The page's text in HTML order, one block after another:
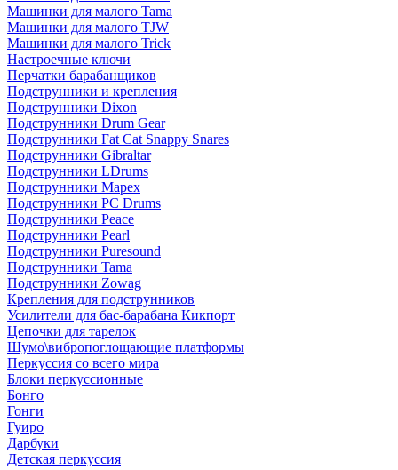
Машинки для малого Tama
Машинки для малого TJW
Машинки для малого Trick
Настроечные ключи
Перчатки барабанщиков
Подструнники и крепления
Подструнники Dixon
Подструнники Drum Gear
Подструнники Fat Cat Snappy Snares
Подструнники Gibraltar
Подструнники LDrums
Подструнники Mapex
Подструнники PC Drums
Подструнники Peace
Подструнники Pearl
Подструнники Puresound
Подструнники Tama
Подструнники Zowag
Крепления для подструнников
Усилители для бас-барабана Кикпорт
Цепочки для тарелок
Шумо\вибропоглощающие платформы
Перкуссия со всего мира
Блоки перкуссионные
Бонго
Гонги
Гуиро
Дарбуки
Детская перкуссия